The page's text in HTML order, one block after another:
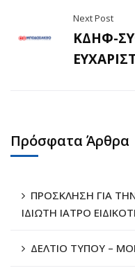
Next Post
ΚΔΗΦ-
Πρόσφατα Άρθρα
ΠΡΟΣΚΛΗΣΗ ΓΙΑ
ΙΔΙΩΤΗ ΙΑΤΡΟ
ΔΕΛΤΙΟ ΤΥΠΟΥ –